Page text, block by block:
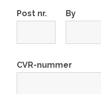
Post nr. By
CVR-nummer